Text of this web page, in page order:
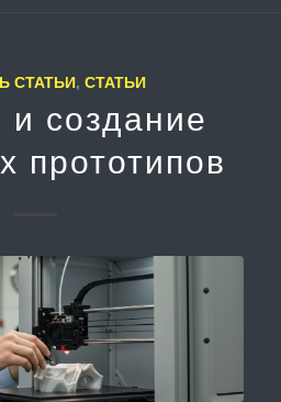
СТАТЬИ,СТАТЬИ
и создание
прототипов